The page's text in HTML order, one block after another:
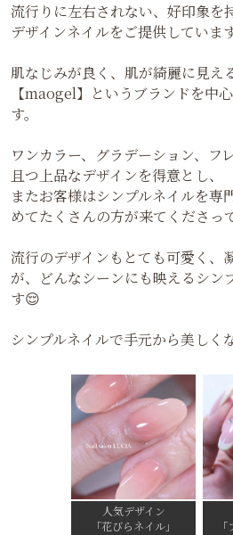
流行りに左右されない、好印象を
デザインネイルをご提供していま
肌なじみが良く、肌が綺麗に見え
【maogel】というブランドを中
す。
ワンカラー、グラデーション、フ
且つ上品なデザインを得意とし、
またお客様はシンプルネイルを専
めてたくさんの方が来てくださっ
流行のデザインもとても可愛く、
が、どんなシーンにも映えるシン
す😌
シンプルネイルで手元から美しく
人気デザイン
「花びらネイル」